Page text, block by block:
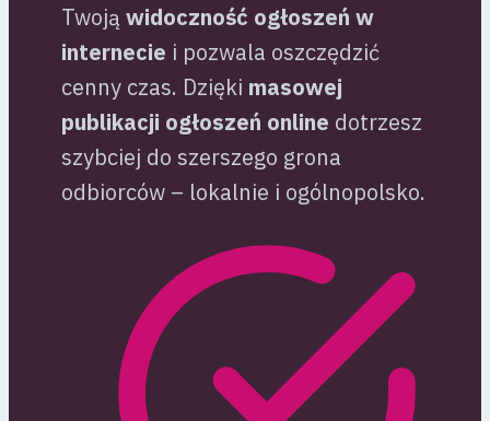
Twoją widoczność ogłoszeń w
internecie i pozwala oszczędzić
cenny czas. Dzięki masowej
publikacji ogłoszeń online dotrzesz
szybciej do szerszego grona
odbiorców – lokalnie i ogólnopolsko.